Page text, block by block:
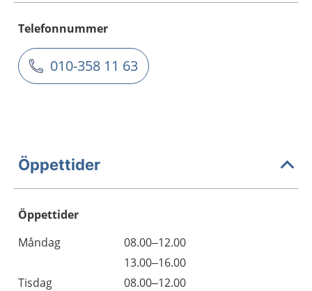
Telefonnummer
010-358 11 63
Öppettider
Öppettider
Dag
Öppettider
Kommentarer
Måndag
08.00–12.00
13.00–16.00
Tisdag
08.00–12.00